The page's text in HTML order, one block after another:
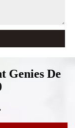
Genies De